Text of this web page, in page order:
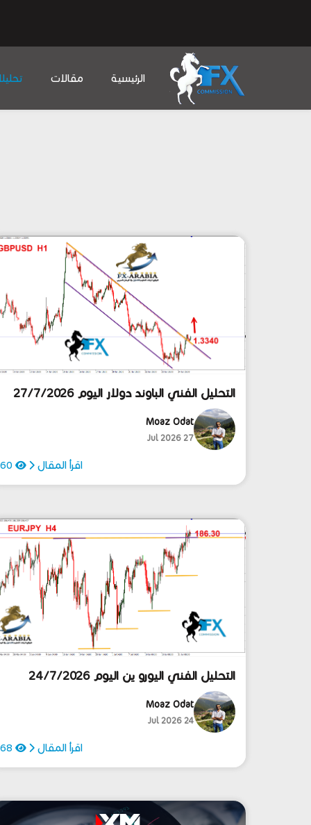
الرئيسية مقالات
التحليل الفني الباوند دولار اليوم 27/7/2026
Moaz Odat
27 Jul 2026
اقرأ المقال
التحليل الفني اليورو ين اليوم 24/7/2026
Moaz Odat
24 Jul 2026
اقرأ المقال